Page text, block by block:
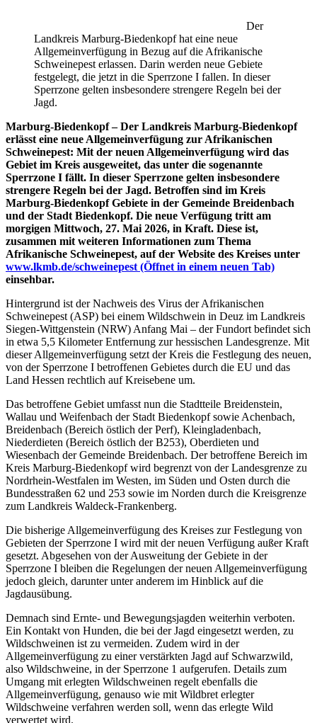
Der
Landkreis Marburg-Biedenkopf hat eine neue
Allgemeinverfügung in Bezug auf die Afrikanische
Schweinepest erlassen. Darin werden neue Gebiete
festgelegt, die jetzt in die Sperrzone I fallen. In dieser
Sperrzone gelten insbesondere strengere Regeln bei der
Jagd.
Marburg-Biedenkopf – Der Landkreis Marburg-Biedenkopf
erlässt eine neue Allgemeinverfügung zur Afrikanischen
Schweinepest: Mit der neuen Allgemeinverfügung wird das
Gebiet im Kreis ausgeweitet, das unter die sogenannte
Sperrzone I fällt. In dieser Sperrzone gelten insbesondere
strengere Regeln bei der Jagd. Betroffen sind im Kreis
Marburg-Biedenkopf Gebiete in der Gemeinde Breidenbach
und der Stadt Biedenkopf. Die neue Verfügung tritt am
morgigen Mittwoch, 27. Mai 2026, in Kraft. Diese ist,
zusammen mit weiteren Informationen zum Thema
Afrikanische Schweinepest, auf der Website des Kreises unter
www.lkmb.de/schweinepest (Öffnet in einem neuen Tab)
einsehbar.
Hintergrund ist der Nachweis des Virus der Afrikanischen
Schweinepest (ASP) bei einem Wildschwein in Deuz im Landkreis
Siegen-Wittgenstein (NRW) Anfang Mai – der Fundort befindet sich
in etwa 5,5 Kilometer Entfernung zur hessischen Landesgrenze. Mit
dieser Allgemeinverfügung setzt der Kreis die Festlegung des neuen,
von der Sperrzone I betroffenen Gebietes durch die EU und das
Land Hessen rechtlich auf Kreisebene um.
Das betroffene Gebiet umfasst nun die Stadtteile Breidenstein,
Wallau und Weifenbach der Stadt Biedenkopf sowie Achenbach,
Breidenbach (Bereich östlich der Perf), Kleingladenbach,
Niederdieten (Bereich östlich der B253), Oberdieten und
Wiesenbach der Gemeinde Breidenbach. Der betroffene Bereich im
Kreis Marburg-Biedenkopf wird begrenzt von der Landesgrenze zu
Nordrhein-Westfalen im Westen, im Süden und Osten durch die
Bundesstraßen 62 und 253 sowie im Norden durch die Kreisgrenze
zum Landkreis Waldeck-Frankenberg.
Die bisherige Allgemeinverfügung des Kreises zur Festlegung von
Gebieten der Sperrzone I wird mit der neuen Verfügung außer Kraft
gesetzt. Abgesehen von der Ausweitung der Gebiete in der
Sperrzone I bleiben die Regelungen der neuen Allgemeinverfügung
jedoch gleich, darunter unter anderem im Hinblick auf die
Jagdausübung.
Demnach sind Ernte- und Bewegungsjagden weiterhin verboten.
Ein Kontakt von Hunden, die bei der Jagd eingesetzt werden, zu
Wildschweinen ist zu vermeiden. Zudem wird in der
Allgemeinverfügung zu einer verstärkten Jagd auf Schwarzwild,
also Wildschweine, in der Sperrzone 1 aufgerufen. Details zum
Umgang mit erlegten Wildschweinen regelt ebenfalls die
Allgemeinverfügung, genauso wie mit Wildbret erlegter
Wildschweine verfahren werden soll, wenn das erlegte Wild
verwertet wird.